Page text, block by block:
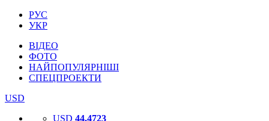
РУС
УКР
ВІДЕО
ФОТО
НАЙПОПУЛЯРНІШІ
СПЕЦПРОЕКТИ
USD
USD 44.4723